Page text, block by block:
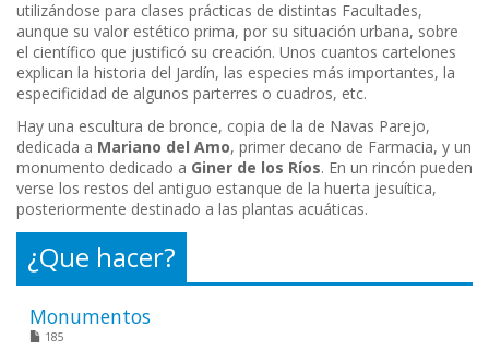
utilizándose para clases prácticas de distintas Facultades,
aunque su valor estético prima, por su situación urbana, sobre
el científico que justificó su creación. Unos cuantos cartelones
explican la historia del Jardín, las especies más importantes, la
especificidad de algunos parterres o cuadros, etc.
Hay una escultura de bronce, copia de la de Navas Parejo,
dedicada a Mariano del Amo, primer decano de Farmacia, y un
monumento dedicado a Giner de los Ríos. En un rincón pueden
verse los restos del antiguo estanque de la huerta jesuítica,
posteriormente destinado a las plantas acuáticas.
¿Que hacer?
Monumentos
185